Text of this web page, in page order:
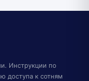
Инструкции по
доступа к сотням